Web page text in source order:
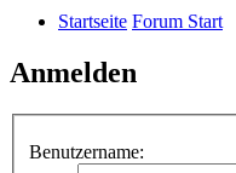
Startseite Forum Start
Anmelden
Benutzername: